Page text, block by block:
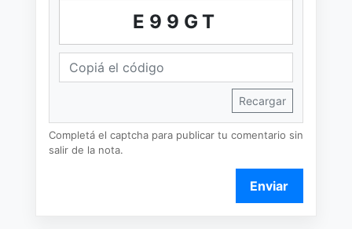
E99GT
Recargar
Completá el captcha para publicar tu comentario sin
salir de la nota.
Enviar